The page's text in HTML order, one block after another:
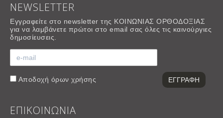
NEWSLETTER
Εγγραφείτε στο newsletter της ΚΟΙΝΩΝΙΑΣ ΟΡΘΟΔΟΞΙΑΣ
για να λαμβάνετε πρώτοι στο email σας όλες τις καινούργιες
δημοσίευσεις.
Αποδοχή όρων χρήσης
ΕΠΙΚΟΙΝΩΝΙΑ